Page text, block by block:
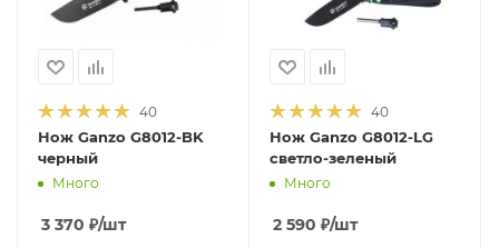
40
Нож Ganzo G8012-BK
черный
Много
3 370 ₽/шт
40
Нож Ganzo G8012-LG
светло-зеленый
Много
2 590 ₽/шт